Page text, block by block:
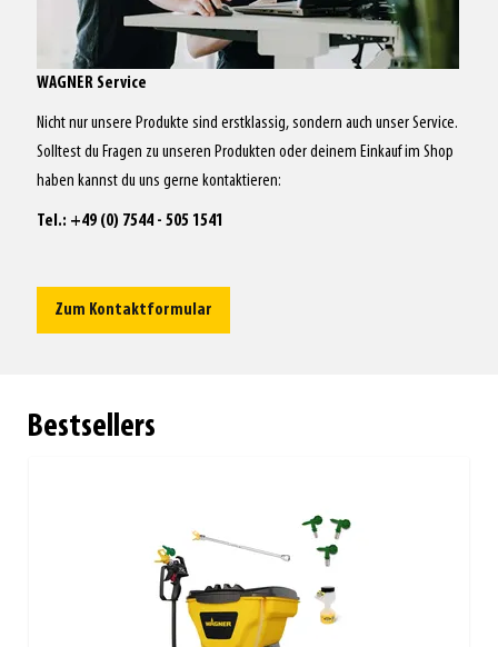
WAGNER Service
Nicht nur unsere Produkte sind erstklassig, sondern auch unser Service.
Solltest du Fragen zu unseren Produkten oder deinem Einkauf im Shop
haben kannst du uns gerne kontaktieren:
Tel.: +49 (0) 7544 - 505 1541
Zum Kontaktformular
Bestsellers